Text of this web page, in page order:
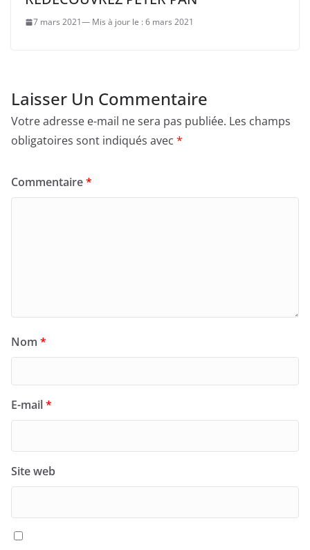
7 mars 2021 6 mars 2021
Laisser Un Commentaire
Votre adresse e-mail ne sera pas publiée. Les champs
obligatoires sont indiqués avec *
Commentaire*
Nom *
E-mail*
Site web